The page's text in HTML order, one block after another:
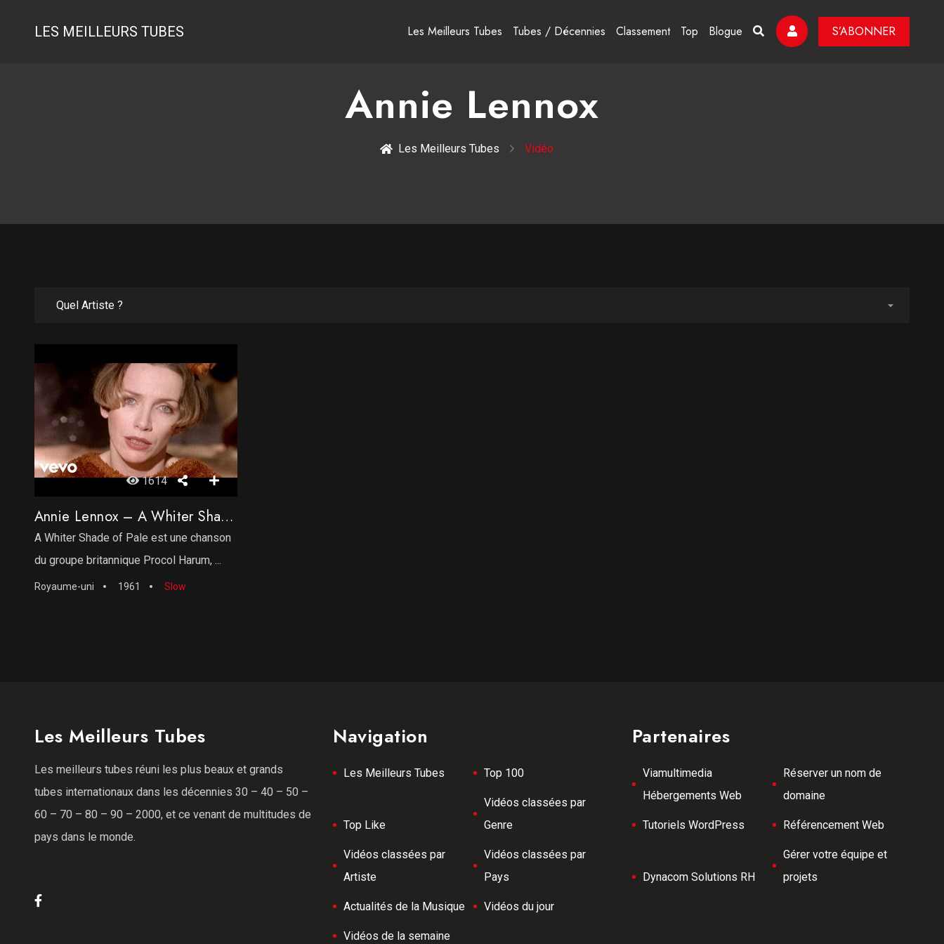
LES MEILLEURS TUBES Les Meilleurs Tubes Tubes / Décennies Classement Top Blogue S’ABONNER
Annie Lennox
Les Meilleurs Tubes Vidéo
1614
Annie Lennox – A Whiter Shade Of Pale
A Whiter Shade of Pale est une chanson
du groupe britannique Procol Harum, ...
Royaume-uni 1961 Slow
Les Meilleurs Tubes
Les meilleurs tubes réuni les plus beaux et grands
tubes internationaux dans les décennies 30 – 40 – 50 –
60 – 70 – 80 – 90 – 2000, et ce venant de multitudes de
pays dans le monde.
Navigation
Les Meilleurs Tubes Top 100
Top Like
Vidéos classées par
Genre
Vidéos classées par
Artiste
Vidéos classées par
Pays
Actualités de la Musique Vidéos du jour
Vidéos de la semaine
Partenaires
Viamultimedia
Hébergements Web
Réserver un nom de
domaine
Tutoriels WordPress Référencement Web
Dynacom Solutions RH
Gérer votre équipe et
projets